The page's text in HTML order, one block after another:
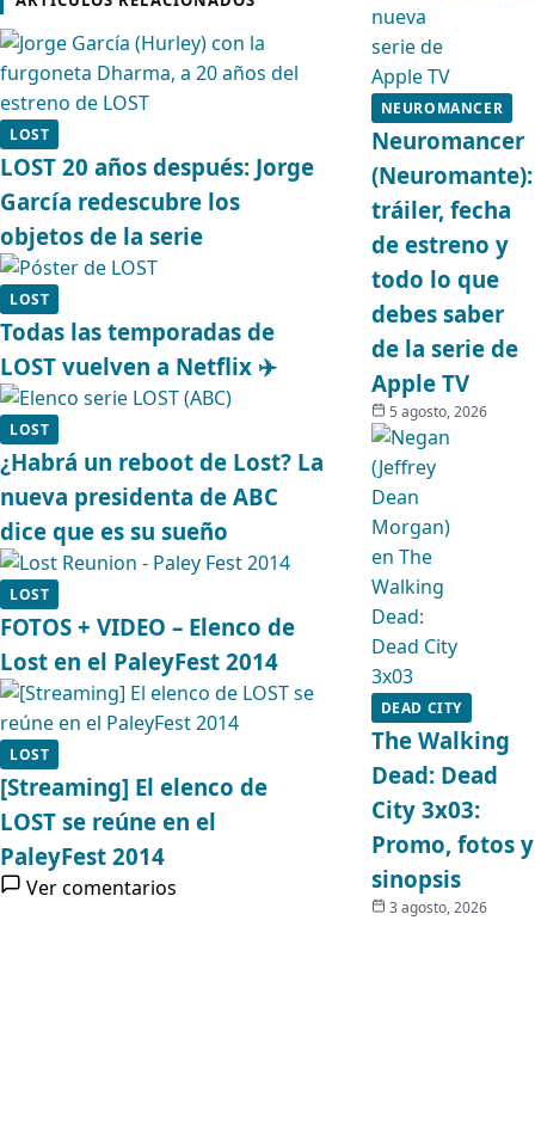
LOST
LOST 20 años después: Jorge
García redescubre los
objetos de la serie
LOST
Todas las temporadas de
LOST vuelven a Netflix ✈️
LOST
¿Habrá un reboot de Lost? La
nueva presidenta de ABC
dice que es su sueño
LOST
FOTOS + VIDEO – Elenco de
Lost en el PaleyFest 2014
LOST
[Streaming] El elenco de
LOST se reúne en el
PaleyFest 2014
Ver comentarios
NEUROMANCER
Neuromancer
(Neuromante):
tráiler, fecha
de estreno y
todo lo que
debes saber
de la serie de
Apple TV
5 agosto, 2026
DEAD CITY
The Walking
Dead: Dead
City 3x03:
Promo, fotos y
sinopsis
3 agosto, 2026